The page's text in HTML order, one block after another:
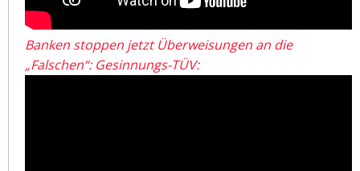
Banken stoppen jetzt Überweisungen an die
„Falschen“: Gesinnungs-TÜV: